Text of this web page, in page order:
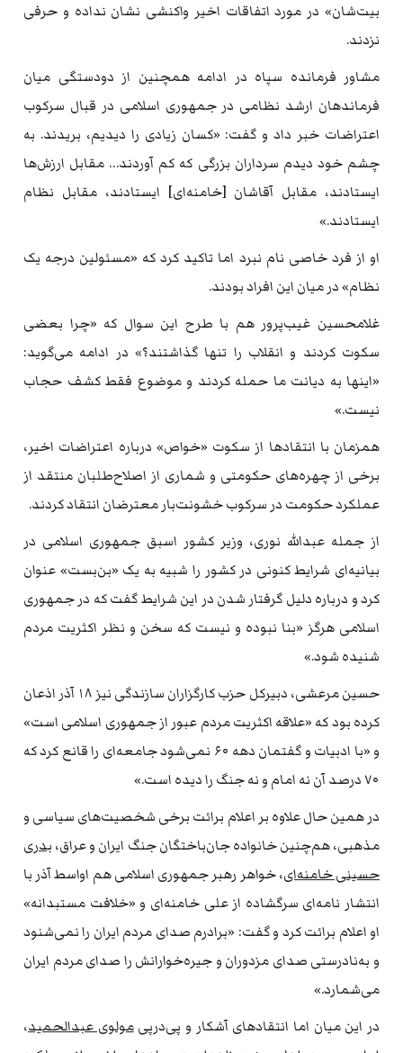
بیت‌شان» در مورد اتفاقات اخیر واکنشی نشان نداده و حرفی
نزدند.
مشاور فرمانده سپاه در ادامه همچنین از دودستگی میان
فرماندهان ارشد نظامی در جمهوری اسلامی در قبال سرکوب
اعتراضات خبر داد و گفت: «کسان زیادی را دیدیم، بریدند. به
چشم خود دیدم سرداران بزرگی که کم آوردند… مقابل ارزش‌ها
ایستادند، مقابل آقاشان [خامنه‌ای] ایستادند، مقابل نظام
ایستادند.»
او از فرد خاصی نام نبرد اما تاکید کرد که «مسئولین درجه یک
نظام» در میان این افراد بودند.
غلامحسین غیب‌پرور هم با طرح این سوال که «چرا بعضی
سکوت کردند و انقلاب را تنها گذاشتند؟» در ادامه می‌گوید:
«اینها به دیانت ما حمله کردند و موضوع فقط کشف حجاب
نیست.»
همزمان با انتقادها از سکوت «خواص» درباره اعتراضات اخیر،
برخی از چهره‌های حکومتی و شماری از اصلاح‌طلبان منتقد از
عملکرد حکومت در سرکوب خشونت‌بار معترضان انتقاد کردند.
از جمله عبدالله نوری، وزیر کشور اسبق جمهوری اسلامی در
بیانیه‌ای شرایط کنونی در کشور را شبیه به یک «بن‌بست» عنوان
کرد و درباره دلیل گرفتار شدن در این شرایط گفت که در جمهوری
اسلامی هرگز «بنا نبوده و نیست که سخن و نظر اکثریت مردم
شنیده شود.»
حسین مرعشی، دبیرکل حزب کارگزاران سازندگی نیز‌ ۱۸ آذر اذعان
کرده بود که «علاقه اکثریت مردم عبور از جمهوری اسلامی است»
و «با ادبیات و گفتمان دهه ۶۰ نمی‌شود جامعه‌ای را قانع کرد که
۷۰ درصد آن نه امام و نه جنگ را دیده است.»
در همین حال علاوه بر اعلام برائت برخی شخصیت‌های سیاسی و
مذهبی، هم‌چنین خانواده جان‌باختگان جنگ ایران و عراق، بدری
حسینی‌ خامنه‌ای، خواهر رهبر جمهوری اسلامی هم اواسط آذر با
انتشار نامه‌ای سرگشاده از علی خامنه‌ای و «خلافت مستبدانه»
او اعلام برائت کرد و گفت: «برادرم صدای مردم ایران را نمی‌شنود
و به‌نادرستی صدای مزدوران و جیره‌خوارانش را صدای مردم ایران‌
می‌شمارد.»
در این میان اما انتقادهای آشکار و پی‌درپیمولوی عبدالحمید،